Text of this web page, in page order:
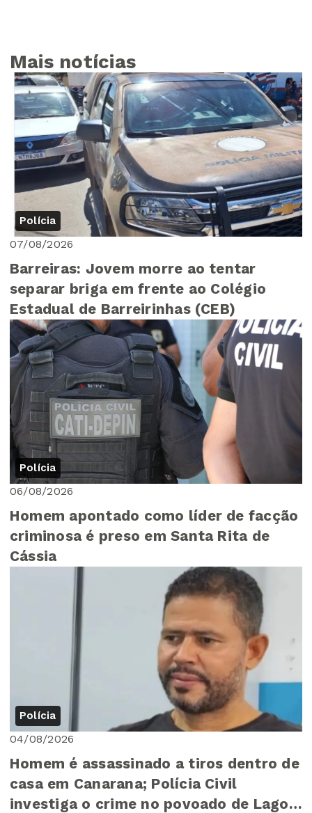
Mais notícias
Polícia
07/08/2026
Barreiras: Jovem morre ao tentar
separar briga em frente ao Colégio
Estadual de Barreirinhas (CEB)
Polícia
06/08/2026
Homem apontado como líder de facção
criminosa é preso em Santa Rita de
Cássia
Polícia
04/08/2026
Homem é assassinado a tiros dentro de
casa em Canarana; Polícia Civil
investiga o crime no povoado de Lagoa